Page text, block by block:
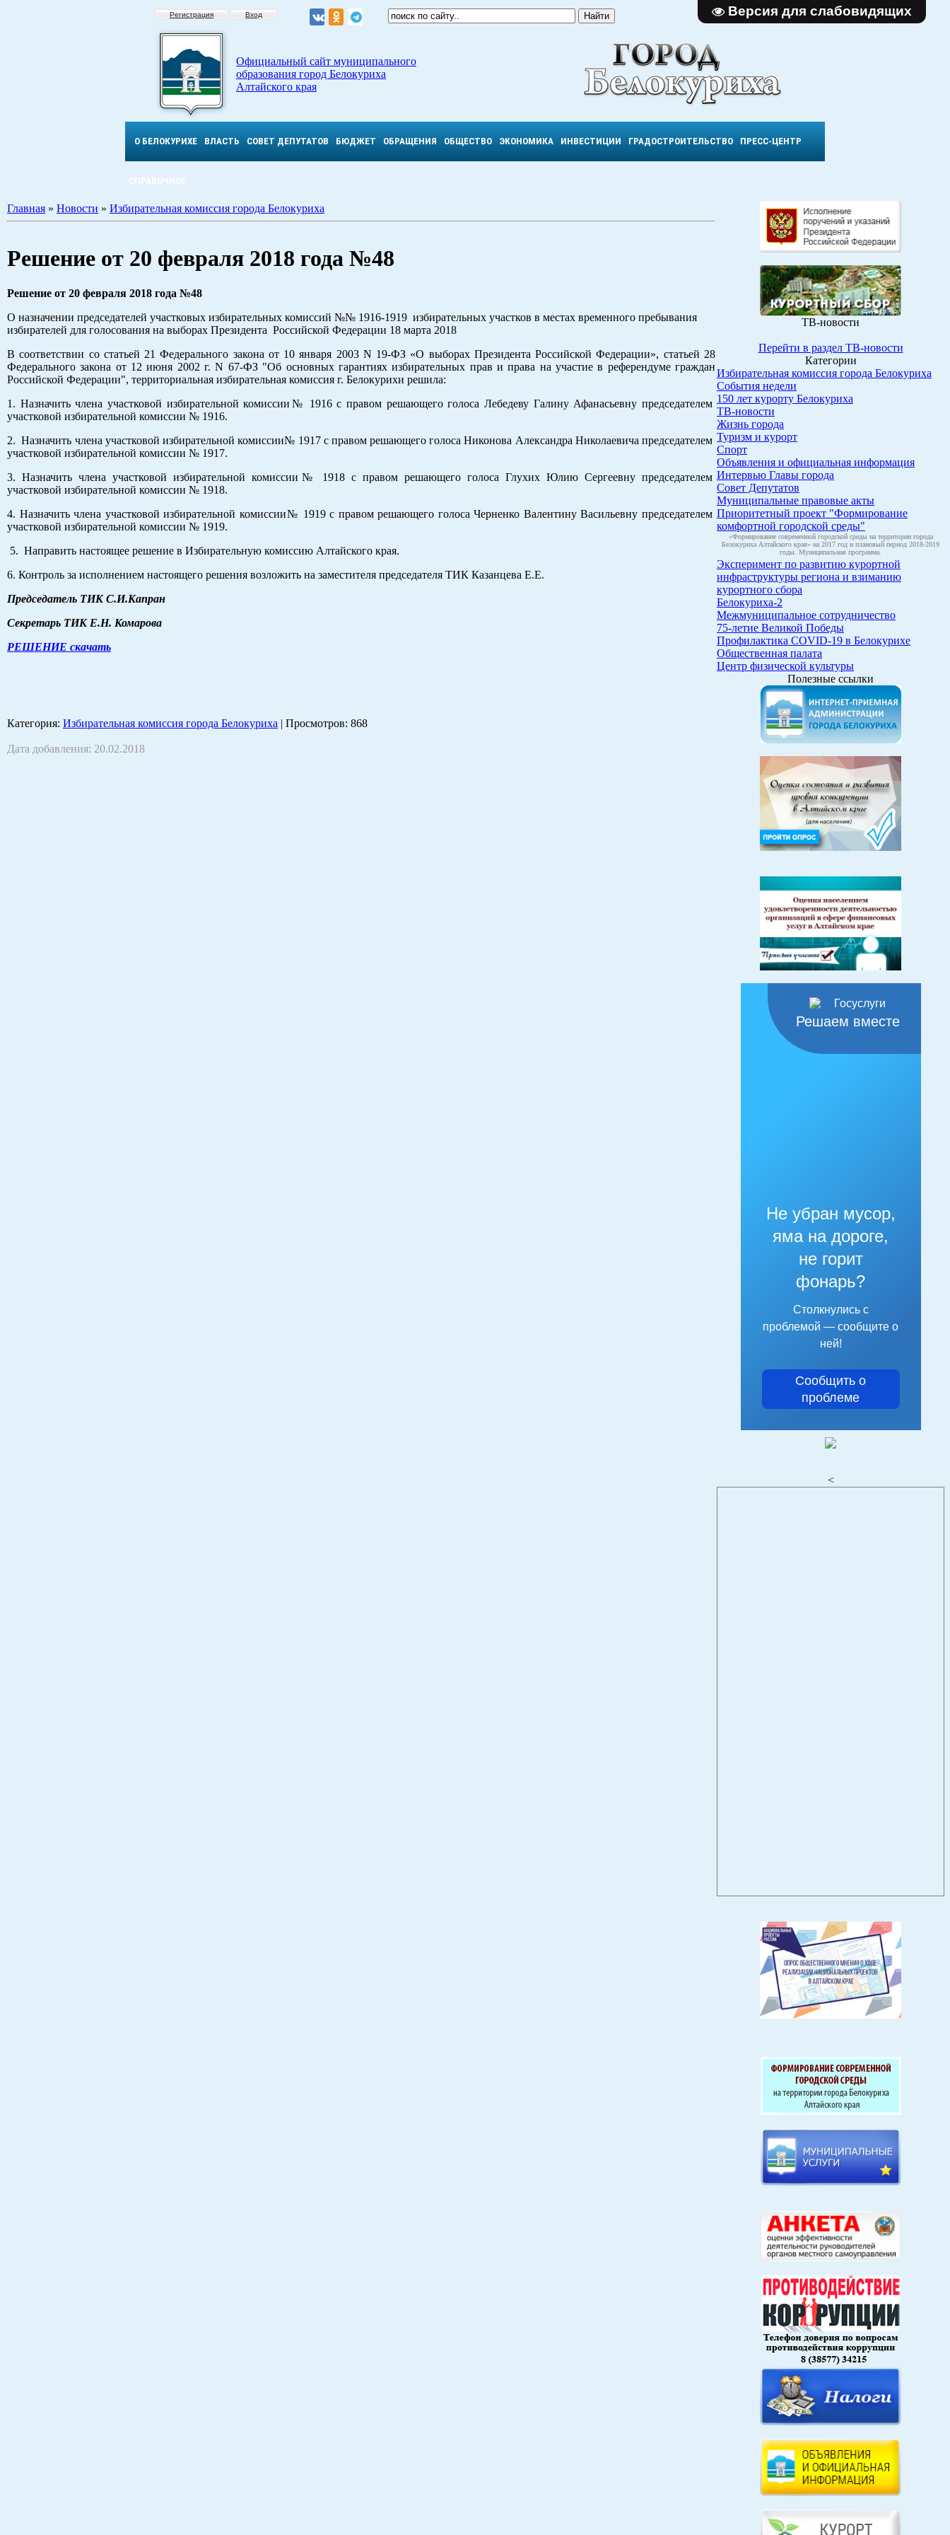
Версия для слабовидящих
Регистрация Вход
Официальный сайт муниципального
образования город Белокуриха
Алтайского края
О БЕЛОКУРИХЕ ВЛАСТЬ СОВЕТ ДЕПУТАТОВ БЮДЖЕТ ОБРАЩЕНИЯ ОБЩЕСТВО ЭКОНОМИКА ИНВЕСТИЦИИ ГРАДОСТРОИТЕЛЬСТВО ПРЕСС-ЦЕНТР
СПРАВОЧНОЕ
Главная » Новости » Избирательная комиссия города Белокуриха
Решение от 20 февраля 2018 года №48
Решение от 20 февраля 2018 года №48
О назначении председателей участковых избирательных комиссий №№ 1916-1919 избирательных участков в местах временного пребывания
избирателей для голосования на выборах Президента Российской Федерации 18 марта 2018
В соответствии со статьей 21 Федерального закона от 10 января 2003 N 19-ФЗ «О выборах Президента Российской Федерации», статьей 28
Федерального закона от 12 июня 2002 г. N 67-ФЗ "Об основных гарантиях избирательных прав и права на участие в референдуме граждан
Российской Федерации", территориальная избирательная комиссия г. Белокурихи решила:
1. Назначить члена участковой избирательной комиссии№ 1916 с правом решающего голоса Лебедеву Галину Афанасьевну председателем
участковой избирательной комиссии № 1916.
2. Назначить члена участковой избирательной комиссии№ 1917 с правом решающего голоса Никонова Александра Николаевича председателем
участковой избирательной комиссии № 1917.
3. Назначить члена участковой избирательной комиссии№ 1918 с правом решающего голоса Глухих Юлию Сергеевну председателем
участковой избирательной комиссии № 1918.
4. Назначить члена участковой избирательной комиссии№ 1919 с правом решающего голоса Черненко Валентину Васильевну председателем
участковой избирательной комиссии № 1919.
5. Направить настоящее решение в Избирательную комиссию Алтайского края.
6. Контроль за исполнением настоящего решения возложить на заместителя председателя ТИК Казанцева Е.Е.
Председатель ТИК С.И.Капран
Секретарь ТИК Е.Н. Комарова
РЕШЕНИЕ скачать
Категория: Избирательная комиссия города Белокуриха | Просмотров: 868
Дата добавления: 20.02.2018
ТВ-новости
Перейти в раздел ТВ-новости
Категории
Избирательная комиссия города Белокуриха
События недели
150 лет курорту Белокуриха
ТВ-новости
Жизнь города
Туризм и курорт
Спорт
Объявления и официальная информация
Интервью Главы города
Совет Депутатов
Муниципальные правовые акты
Приоритетный проект "Формирование
комфортной городской среды"
«Формирование современной городской среды на территории города
Белокуриха Алтайского края» на 2017 год и плановый период 2018-2019
годы. Муниципальная программа.
Эксперимент по развитию курортной
инфраструктуры региона и взиманию
курортного сбора
Белокуриха-2
Межмуниципальное сотрудничество
75-летие Великой Победы
Профилактика COVID-19 в Белокурихе
Общественная палата
Центр физической культуры
Полезные ссылки
Решаем вместе
Не убран мусор,
яма на дороге,
не горит
фонарь?
Столкнулись с
проблемой — сообщите о
ней!
Сообщить о
проблеме
<